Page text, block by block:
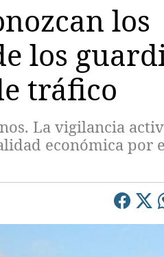
los
los
tráfico
La vigilancia
económica por